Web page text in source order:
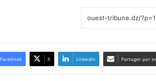
Facebook X Linkedin Partager par